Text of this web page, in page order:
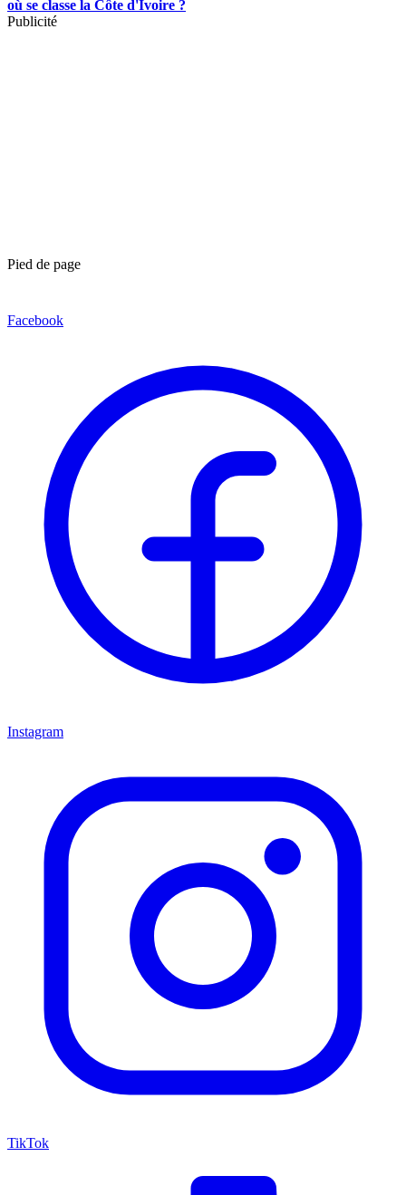
où se classe la Côte d'Ivoire ?
Publicité
Pied de page
Facebook
Instagram
TikTok